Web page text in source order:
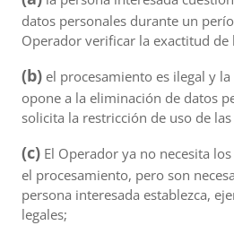
datos personales durante un
Operador verificar la exactitud de
(b) el procesamiento es ilegal y
opone a la eliminación de datos
solicita la restricción de uso de
(c) El Operador ya no necesita
el procesamiento, pero son
persona interesada establezca,
legales;